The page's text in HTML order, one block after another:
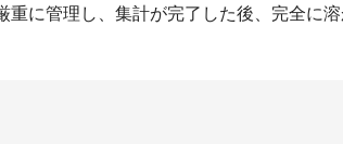
に管理し、集計が完了した後、完全に溶